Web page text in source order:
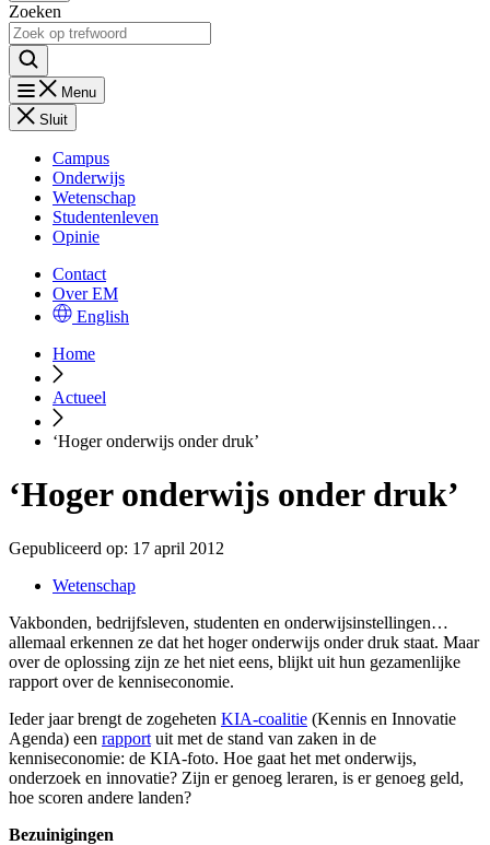
Zoeken
Menu
Sluit
Campus
Onderwijs
Wetenschap
Studentenleven
Opinie
Contact
Over EM
English
Home
Actueel
‘Hoger onderwijs onder druk’
‘Hoger onderwijs onder druk’
Gepubliceerd op: 17 april 2012
Wetenschap
Vakbonden, bedrijfsleven, studenten en onderwijsinstellingen…
allemaal erkennen ze dat het hoger onderwijs onder druk staat. Maar
over de oplossing zijn ze het niet eens, blijkt uit hun gezamenlijke
rapport over de kenniseconomie.
Ieder jaar brengt de zogeheten KIA-coalitie (Kennis en Innovatie
Agenda) een rapport uit met de stand van zaken in de
kenniseconomie: de KIA-foto. Hoe gaat het met onderwijs,
onderzoek en innovatie? Zijn er genoeg leraren, is er genoeg geld,
hoe scoren andere landen?
Bezuinigingen